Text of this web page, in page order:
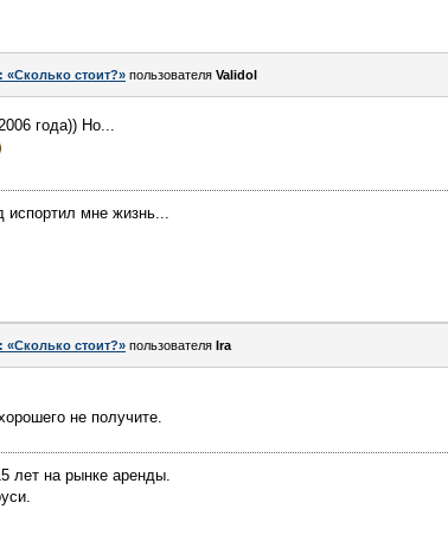
«Сколько стоит?» пользователя Validol
года)) Но...
испортил мне жизнь...
«Сколько стоит?» пользователя Ira
не получите.
лет на рынке аренды.